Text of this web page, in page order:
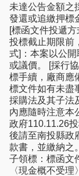
未達公告金額之
發還或追繳押標
[標函文件投遞
投標截止期限前
式]：本案以公
或議價。 [採行
標手續，廠商應
標文件如有未盡
採購法及其子法
內應隨時注意本
政府110.11.26
後請至南投縣政
款書，並繳納之
子領標：標函文
〈現金概不受